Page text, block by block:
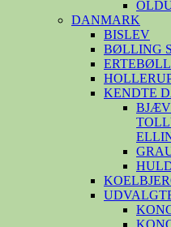
DANMARK
BISLEV
BØLLING
KENDTE